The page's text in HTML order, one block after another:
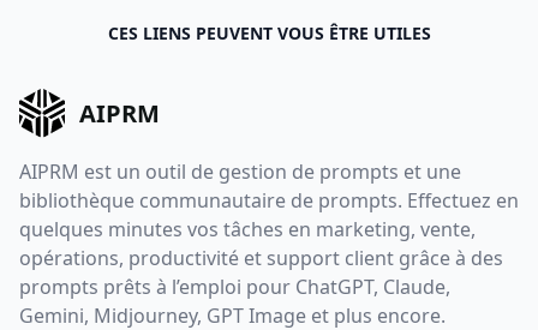
CES LIENS PEUVENT VOUS ÊTRE UTILES
AIPRM
AIPRM est un outil de gestion de prompts et une
bibliothèque communautaire de prompts. Effectuez en
quelques minutes vos tâches en marketing, vente,
opérations, productivité et support client grâce à des
prompts prêts à l’emploi pour ChatGPT, Claude,
Gemini, Midjourney, GPT Image et plus encore.